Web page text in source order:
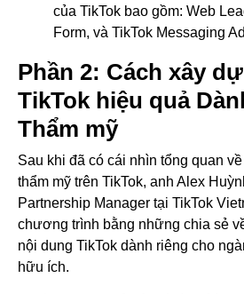
của TikTok bao gồm: Web
Form, và TikTok Messaging
Phần 2: Cách xây
TikTok hiệu quả
Thẩm mỹ
Sau khi đã có cái nhìn tổng quan
thẩm mỹ trên TikTok, anh Alex
Partnership Manager tại TikTok
chương trình bằng những chia sẻ
nội dung TikTok dành riêng cho
hữu ích.